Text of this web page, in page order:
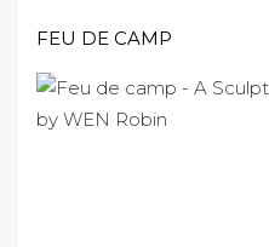
FEU DE CAMP